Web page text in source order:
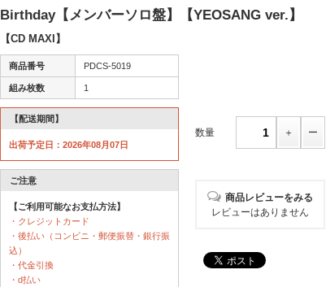
Birthday【メンバーソロ盤】【YEOSANG ver.】
【CD MAXI】
商品番号 PDCS-5019
組み枚数 1
【配送期間】
出荷予定日：2026年08月07日
ご注意
【ご利用可能なお支払方法】
・クレジットカード
・後払い（コンビニ・郵便振替・銀行振
込）
・代金引換
・d払い
数量
商品レビューをみる
レビューはありません